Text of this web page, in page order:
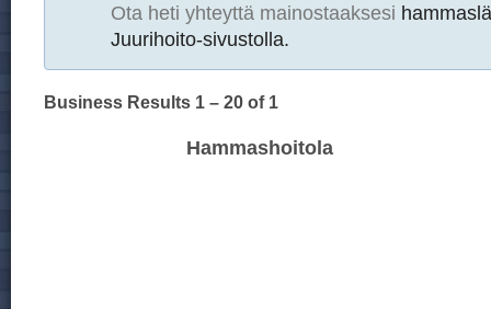
Ota heti yhteyttä mainostaaksesi
Juurihoito-sivustolla.
Business Results 1 – 20 of 1
Hammashoitola